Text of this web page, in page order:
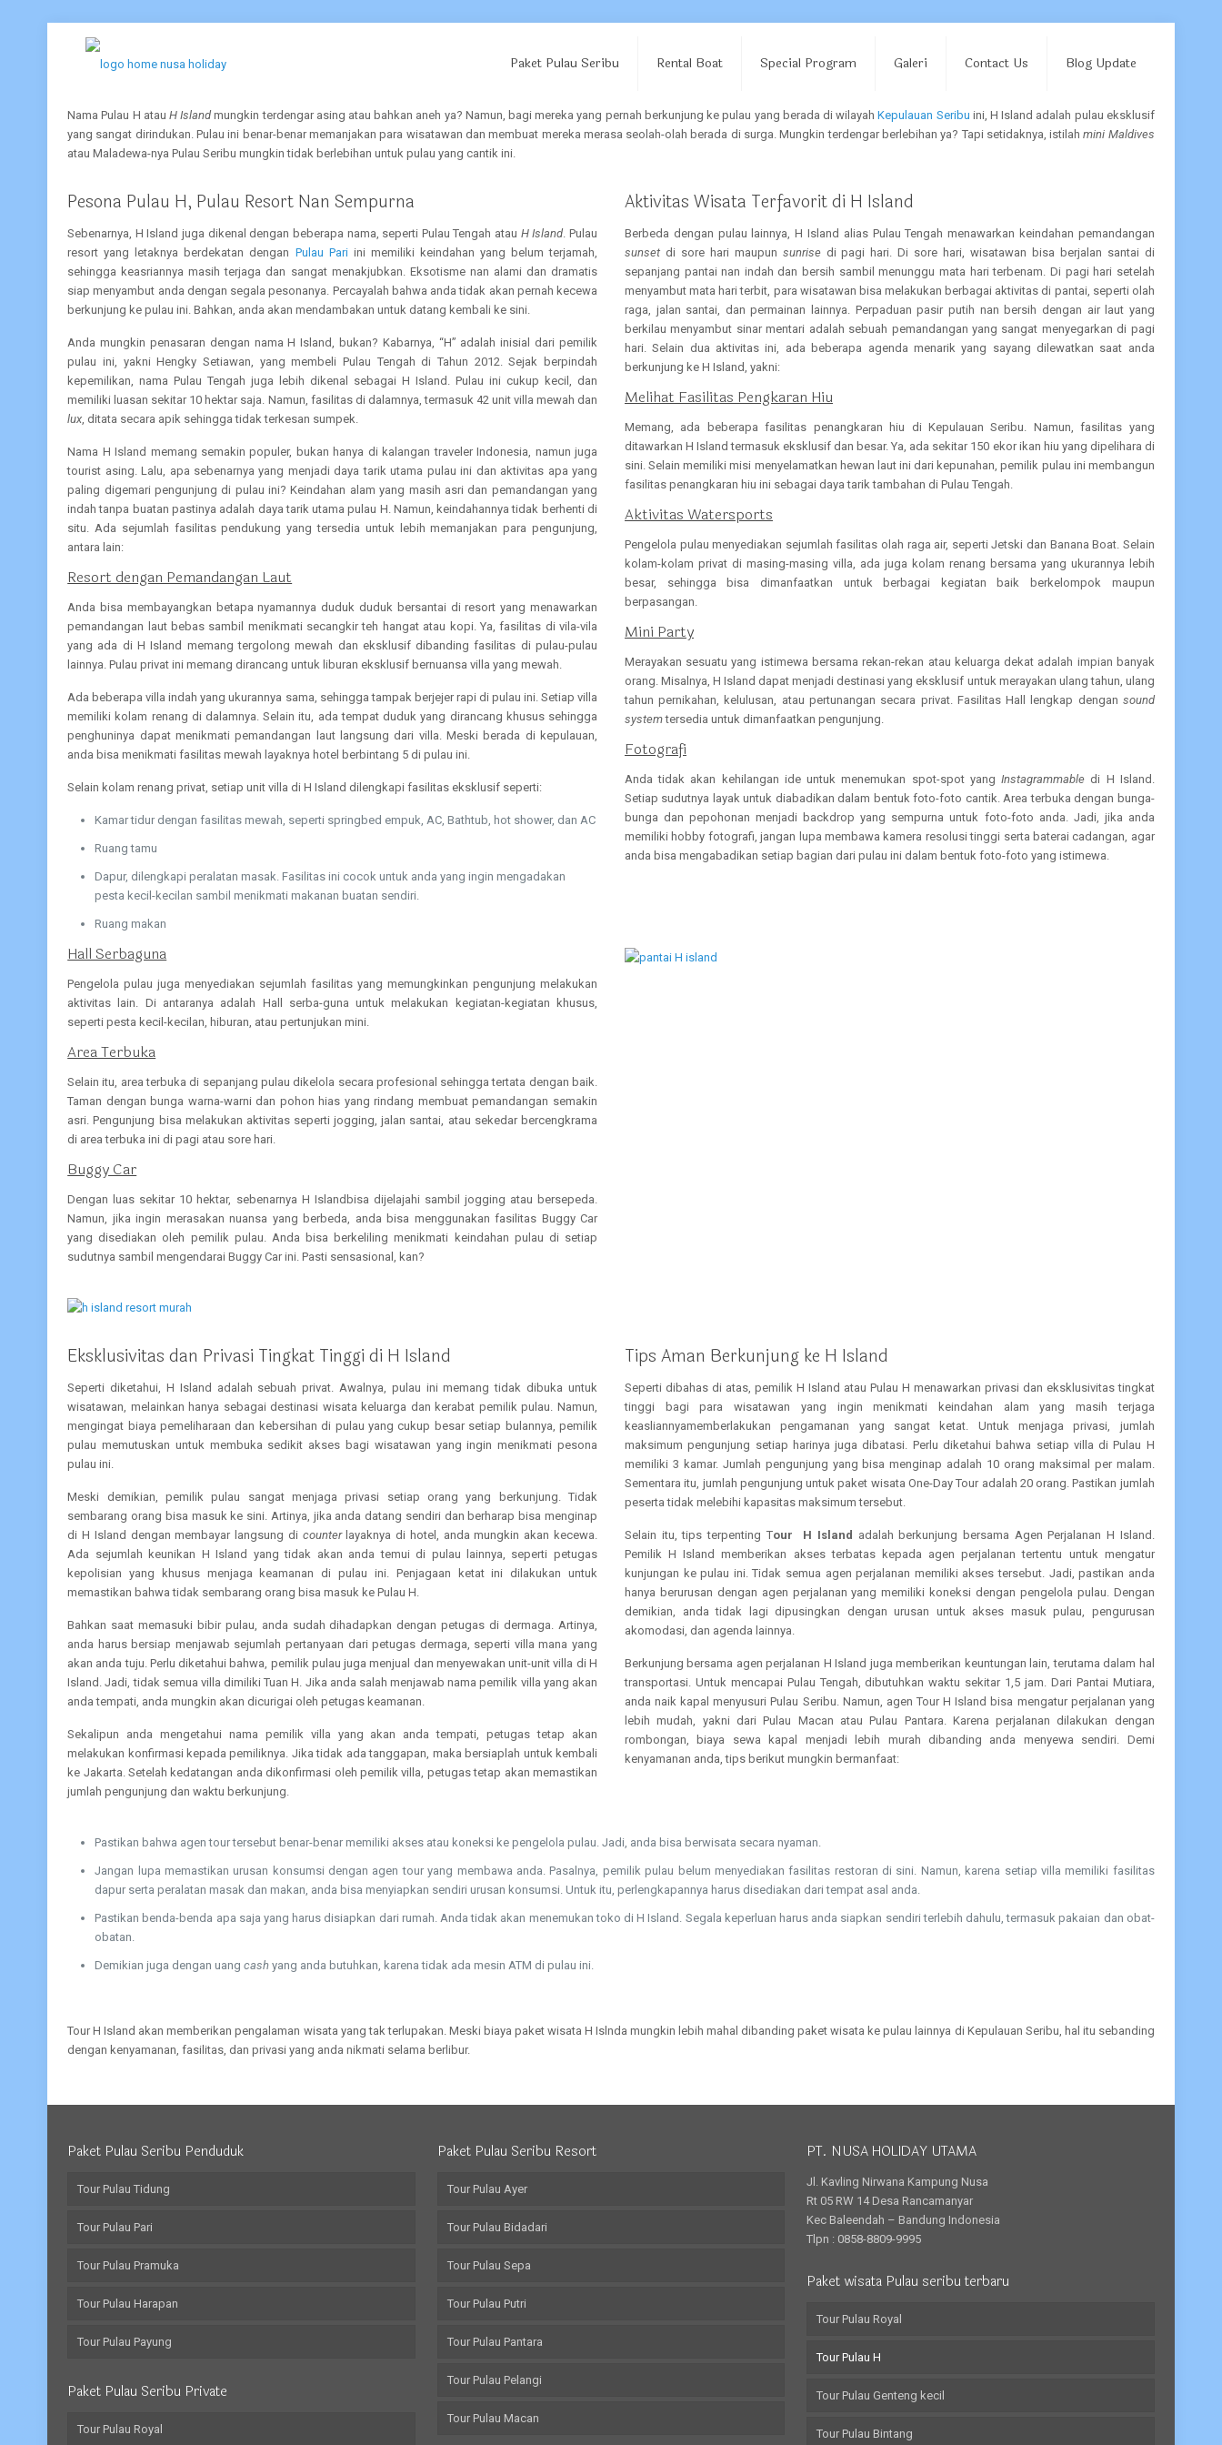
Paket Pulau Seribu Rental Boat Special Program Galeri Contact Us Blog Update
Nama Pulau H atauH Islandmungkin terdengar asing atau bahkan aneh ya? Namun, bagi mereka yang pernah berkunjung ke pulau yang berada di wilayahKepulauan Seribu ini, H Island adalah pulau eksklusif
yang sangat dirindukan. Pulau ini benar-benar memanjakan para wisatawan dan membuat mereka merasa seolah-olah berada di surga. Mungkin terdengar berlebihan ya? Tapi setidaknya, istilahmini Maldives
atau Maladewa-nya Pulau Seribu mungkin tidak berlebihan untuk pulau yang cantik ini.
Pesona Pulau H, Pulau Resort Nan Sempurna
Sebenarnya, H Island juga dikenal dengan beberapa nama, seperti Pulau Tengah atau H Island. Pulau
resort yang letaknya berdekatan dengan Pulau Pariini memiliki keindahan yang belum terjamah,
sehingga keasriannya masih terjaga dan sangat menakjubkan. Eksotisme nan alami dan dramatis
siap menyambut anda dengan segala pesonanya. Percayalah bahwa anda tidak akan pernah kecewa
berkunjung ke pulau ini. Bahkan, anda akan mendambakan untuk datang kembali ke sini.
Anda mungkin penasaran dengan nama H Island, bukan? Kabarnya, “H” adalah inisial dari pemilik
pulau ini, yakni Hengky Setiawan, yang membeli Pulau Tengah di Tahun 2012. Sejak berpindah
kepemilikan, nama Pulau Tengah juga lebih dikenal sebagai H Island. Pulau ini cukup kecil, dan
memiliki luasan sekitar 10 hektar saja. Namun, fasilitas di dalamnya, termasuk 42 unit villa mewah dan
lux, ditata secara apik sehingga tidak terkesan sumpek.
Nama H Island memang semakin populer, bukan hanya di kalangan traveler Indonesia, namun juga
tourist asing. Lalu, apa sebenarnya yang menjadi daya tarik utama pulau ini dan aktivitas apa yang
paling digemari pengunjung di pulau ini? Keindahan alam yang masih asri dan pemandangan yang
indah tanpa buatan pastinya adalah daya tarik utama pulau H. Namun, keindahannya tidak berhenti di
situ. Ada sejumlah fasilitas pendukung yang tersedia untuk lebih memanjakan para pengunjung,
antara lain:
Resort dengan Pemandangan Laut
Anda bisa membayangkan betapa nyamannya duduk duduk bersantai di resort yang menawarkan
pemandangan laut bebas sambil menikmati secangkir teh hangat atau kopi. Ya, fasilitas di vila-vila
yang ada di H Island memang tergolong mewah dan eksklusif dibanding fasilitas di pulau-pulau
lainnya. Pulau privat ini memang dirancang untuk liburan eksklusif bernuansa villa yang mewah.
Ada beberapa villa indah yang ukurannya sama, sehingga tampak berjejer rapi di pulau ini. Setiap villa
memiliki kolam renang di dalamnya. Selain itu, ada tempat duduk yang dirancang khusus sehingga
penghuninya dapat menikmati pemandangan laut langsung dari villa. Meski berada di kepulauan,
anda bisa menikmati fasilitas mewah layaknya hotel berbintang 5 di pulau ini.
Selain kolam renang privat, setiap unit villa di H Island dilengkapi fasilitas eksklusif seperti:
Kamar tidur dengan fasilitas mewah, seperti springbed empuk, AC, Bathtub, hot shower, dan AC
Ruang tamu
Dapur, dilengkapi peralatan masak. Fasilitas ini cocok untuk anda yang ingin mengadakan
pesta kecil-kecilan sambil menikmati makanan buatan sendiri.
Ruang makan
Hall Serbaguna
Pengelola pulau juga menyediakan sejumlah fasilitas yang memungkinkan pengunjung melakukan
aktivitas lain. Di antaranya adalah Hall serba-guna untuk melakukan kegiatan-kegiatan khusus,
seperti pesta kecil-kecilan, hiburan, atau pertunjukan mini.
Area Terbuka
Selain itu, area terbuka di sepanjang pulau dikelola secara profesional sehingga tertata dengan baik.
Taman dengan bunga warna-warni dan pohon hias yang rindang membuat pemandangan semakin
asri. Pengunjung bisa melakukan aktivitas seperti jogging, jalan santai, atau sekedar bercengkrama
di area terbuka ini di pagi atau sore hari.
Buggy Car
Dengan luas sekitar 10 hektar, sebenarnya H Islandbisa dijelajahi sambil jogging atau bersepeda.
Namun, jika ingin merasakan nuansa yang berbeda, anda bisa menggunakan fasilitas Buggy Car
yang disediakan oleh pemilik pulau. Anda bisa berkeliling menikmati keindahan pulau di setiap
sudutnya sambil mengendarai Buggy Car ini. Pasti sensasional, kan?
Aktivitas Wisata Terfavorit di H Island
Berbeda dengan pulau lainnya, H Island alias Pulau Tengah menawarkan keindahan pemandangan
sunsetdi sore hari maupun sunrisedi pagi hari. Di sore hari, wisatawan bisa berjalan santai di
sepanjang pantai nan indah dan bersih sambil menunggu mata hari terbenam. Di pagi hari setelah
menyambut mata hari terbit, para wisatawan bisa melakukan berbagai aktivitas di pantai, seperti olah
raga, jalan santai, dan permainan lainnya. Perpaduan pasir putih nan bersih dengan air laut yang
berkilau menyambut sinar mentari adalah sebuah pemandangan yang sangat menyegarkan di pagi
hari. Selain dua aktivitas ini, ada beberapa agenda menarik yang sayang dilewatkan saat anda
berkunjung ke H Island, yakni:
Melihat Fasilitas Pengkaran Hiu
Memang, ada beberapa fasilitas penangkaran hiu di Kepulauan Seribu. Namun, fasilitas yang
ditawarkan H Island termasuk eksklusif dan besar. Ya, ada sekitar 150 ekor ikan hiu yang dipelihara di
sini. Selain memiliki misi menyelamatkan hewan laut ini dari kepunahan, pemilik pulau ini membangun
fasilitas penangkaran hiu ini sebagai daya tarik tambahan di Pulau Tengah.
Aktivitas Watersports
Pengelola pulau menyediakan sejumlah fasilitas olah raga air, seperti Jetski dan Banana Boat. Selain
kolam-kolam privat di masing-masing villa, ada juga kolam renang bersama yang ukurannya lebih
besar, sehingga bisa dimanfaatkan untuk berbagai kegiatan baik berkelompok maupun
berpasangan.
Mini Party
Merayakan sesuatu yang istimewa bersama rekan-rekan atau keluarga dekat adalah impian banyak
orang. Misalnya, H Island dapat menjadi destinasi yang eksklusif untuk merayakan ulang tahun, ulang
tahun pernikahan, kelulusan, atau pertunangan secara privat. Fasilitas Hall lengkap dengan sound
systemtersedia untuk dimanfaatkan pengunjung.
Fotografi
Anda tidak akan kehilangan ide untuk menemukan spot-spot yangInstagrammable di H Island.
Setiap sudutnya layak untuk diabadikan dalam bentuk foto-foto cantik. Area terbuka dengan bunga-
bunga dan pepohonan menjadi backdrop yang sempurna untuk foto-foto anda. Jadi, jika anda
memiliki hobby fotografi, jangan lupa membawa kamera resolusi tinggi serta baterai cadangan, agar
anda bisa mengabadikan setiap bagian dari pulau ini dalam bentuk foto-foto yang istimewa.
Eksklusivitas dan Privasi Tingkat Tinggi di H Island
Seperti diketahui, H Island adalah sebuah privat. Awalnya, pulau ini memang tidak dibuka untuk
wisatawan, melainkan hanya sebagai destinasi wisata keluarga dan kerabat pemilik pulau. Namun,
mengingat biaya pemeliharaan dan kebersihan di pulau yang cukup besar setiap bulannya, pemilik
pulau memutuskan untuk membuka sedikit akses bagi wisatawan yang ingin menikmati pesona
pulau ini.
Meski demikian, pemilik pulau sangat menjaga privasi setiap orang yang berkunjung. Tidak
sembarang orang bisa masuk ke sini. Artinya, jika anda datang sendiri dan berharap bisa menginap
di H Island dengan membayar langsung di counterlayaknya di hotel, anda mungkin akan kecewa.
Ada sejumlah keunikan H Island yang tidak akan anda temui di pulau lainnya, seperti petugas
kepolisian yang khusus menjaga keamanan di pulau ini. Penjagaan ketat ini dilakukan untuk
memastikan bahwa tidak sembarang orang bisa masuk ke Pulau H.
Bahkan saat memasuki bibir pulau, anda sudah dihadapkan dengan petugas di dermaga. Artinya,
anda harus bersiap menjawab sejumlah pertanyaan dari petugas dermaga, seperti villa mana yang
akan anda tuju. Perlu diketahui bahwa, pemilik pulau juga menjual dan menyewakan unit-unit villa di H
Island. Jadi, tidak semua villa dimiliki Tuan H. Jika anda salah menjawab nama pemilik villa yang akan
anda tempati, anda mungkin akan dicurigai oleh petugas keamanan.
Sekalipun anda mengetahui nama pemilik villa yang akan anda tempati, petugas tetap akan
melakukan konfirmasi kepada pemiliknya. Jika tidak ada tanggapan, maka bersiaplah untuk kembali
ke Jakarta. Setelah kedatangan anda dikonfirmasi oleh pemilik villa, petugas tetap akan memastikan
jumlah pengunjung dan waktu berkunjung.
Tips Aman Berkunjung ke H Island
Seperti dibahas di atas, pemilik H Island atau Pulau H menawarkan privasi dan eksklusivitas tingkat
tinggi bagi para wisatawan yang ingin menikmati keindahan alam yang masih terjaga
keasliannyamemberlakukan pengamanan yang sangat ketat. Untuk menjaga privasi, jumlah
maksimum pengunjung setiap harinya juga dibatasi. Perlu diketahui bahwa setiap villa di Pulau H
memiliki 3 kamar. Jumlah pengunjung yang bisa menginap adalah 10 orang maksimal per malam.
Sementara itu, jumlah pengunjung untuk paket wisata One-Day Tour adalah 20 orang. Pastikan jumlah
peserta tidak melebihi kapasitas maksimum tersebut.
Selain itu, tips terpenting Tour H Island adalah berkunjung bersama Agen Perjalanan H Island.
Pemilik H Island memberikan akses terbatas kepada agen perjalanan tertentu untuk mengatur
kunjungan ke pulau ini. Tidak semua agen perjalanan memiliki akses tersebut. Jadi, pastikan anda
hanya berurusan dengan agen perjalanan yang memiliki koneksi dengan pengelola pulau. Dengan
demikian, anda tidak lagi dipusingkan dengan urusan untuk akses masuk pulau, pengurusan
akomodasi, dan agenda lainnya.
Berkunjung bersama agen perjalanan H Island juga memberikan keuntungan lain, terutama dalam hal
transportasi. Untuk mencapai Pulau Tengah, dibutuhkan waktu sekitar 1,5 jam. Dari Pantai Mutiara,
anda naik kapal menyusuri Pulau Seribu. Namun, agen Tour H Island bisa mengatur perjalanan yang
lebih mudah, yakni dari Pulau Macan atau Pulau Pantara. Karena perjalanan dilakukan dengan
rombongan, biaya sewa kapal menjadi lebih murah dibanding anda menyewa sendiri. Demi
kenyamanan anda, tips berikut mungkin bermanfaat:
Pastikan bahwa agen tour tersebut benar-benar memiliki akses atau koneksi ke pengelola pulau. Jadi, anda bisa berwisata secara nyaman.
Jangan lupa memastikan urusan konsumsi dengan agen tour yang membawa anda. Pasalnya, pemilik pulau belum menyediakan fasilitas restoran di sini. Namun, karena setiap villa memiliki fasilitas
dapur serta peralatan masak dan makan, anda bisa menyiapkan sendiri urusan konsumsi. Untuk itu, perlengkapannya harus disediakan dari tempat asal anda.
Pastikan benda-benda apa saja yang harus disiapkan dari rumah. Anda tidak akan menemukan toko di H Island. Segala keperluan harus anda siapkan sendiri terlebih dahulu, termasuk pakaian dan obat-
obatan.
Demikian juga dengan uangcashyang anda butuhkan, karena tidak ada mesin ATM di pulau ini.
Tour H Island akan memberikan pengalaman wisata yang tak terlupakan. Meski biaya paket wisata H Islnda mungkin lebih mahal dibanding paket wisata ke pulau lainnya di Kepulauan Seribu, hal itu sebanding
dengan kenyamanan, fasilitas, dan privasi yang anda nikmati selama berlibur.
Paket Pulau Seribu Penduduk
Tour Pulau Tidung
Tour Pulau Pari
Tour Pulau Pramuka
Tour Pulau Harapan
Tour Pulau Payung
Paket Pulau Seribu Private
Tour Pulau Royal
Paket Pulau Seribu Resort
Tour Pulau Ayer
Tour Pulau Bidadari
Tour Pulau Sepa
Tour Pulau Putri
Tour Pulau Pantara
Tour Pulau Pelangi
Tour Pulau Macan
PT. NUSA HOLIDAY UTAMA
Jl. Kavling Nirwana Kampung Nusa
Rt 05 RW 14 Desa Rancamanyar
Kec Baleendah – Bandung Indonesia
Tlpn : 0858-8809-9995
Paket wisata Pulau seribu terbaru
Tour Pulau Royal
Tour Pulau H
Tour Pulau Genteng kecil
Tour Pulau Bintang